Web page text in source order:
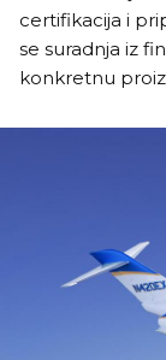
certifikacija i
se suradnja iz
konkretnu